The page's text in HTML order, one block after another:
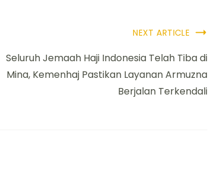
NEXT ARTICLE
Seluruh Jemaah Haji Indonesia Telah Tiba di
Mina, Kemenhaj Pastikan Layanan Armuzna
Berjalan Terkendali